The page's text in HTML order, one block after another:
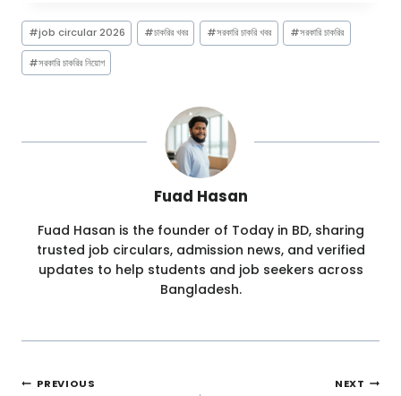
Post
Tags:
#job circular 2026 #চাকরির খবর #সরকারি চাকরি খবর #সরকারি চাকরির
#সরকারি চাকরির নিয়োগ
Fuad Hasan
Fuad Hasan is the founder of Today in BD, sharing
trusted job circulars, admission news, and verified
updates to help students and job seekers across
Bangladesh.
Post
PREVIOUS NEXT